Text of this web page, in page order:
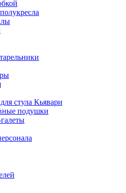
стула Кьявари
подушки